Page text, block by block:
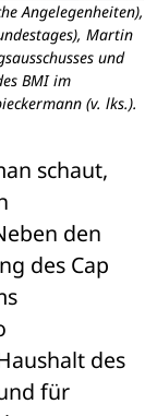
Angelegenheiten),
Martin
und
BMI im
(v. lks.).
schaut,
den
des Cap
des
für